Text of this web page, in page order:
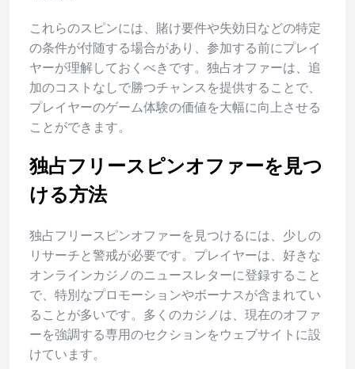
これらのスピンには、賭け要件や失効日などの特定
の条件が付随する場合があり、参加する前にプレイ
ヤーが理解しておくべきです。独占オファーは、追
加のコストなしで勝つチャンスを提供することで、
プレイヤーのゲーム体験の価値を大幅に向上させる
ことができます。
独占フリースピンオファーを見つ
ける方法
独占フリースピンオファーを見つけるには、少しの
リサーチと警戒が必要です。プレイヤーは、好きな
オンラインカジノのニュースレターに登録すること
で、特別なプロモーションやボーナスが含まれてい
ることが多いです。多くのカジノは、現在のオファ
ーを強調する専用のセクションをウェブサイトに設
けています。